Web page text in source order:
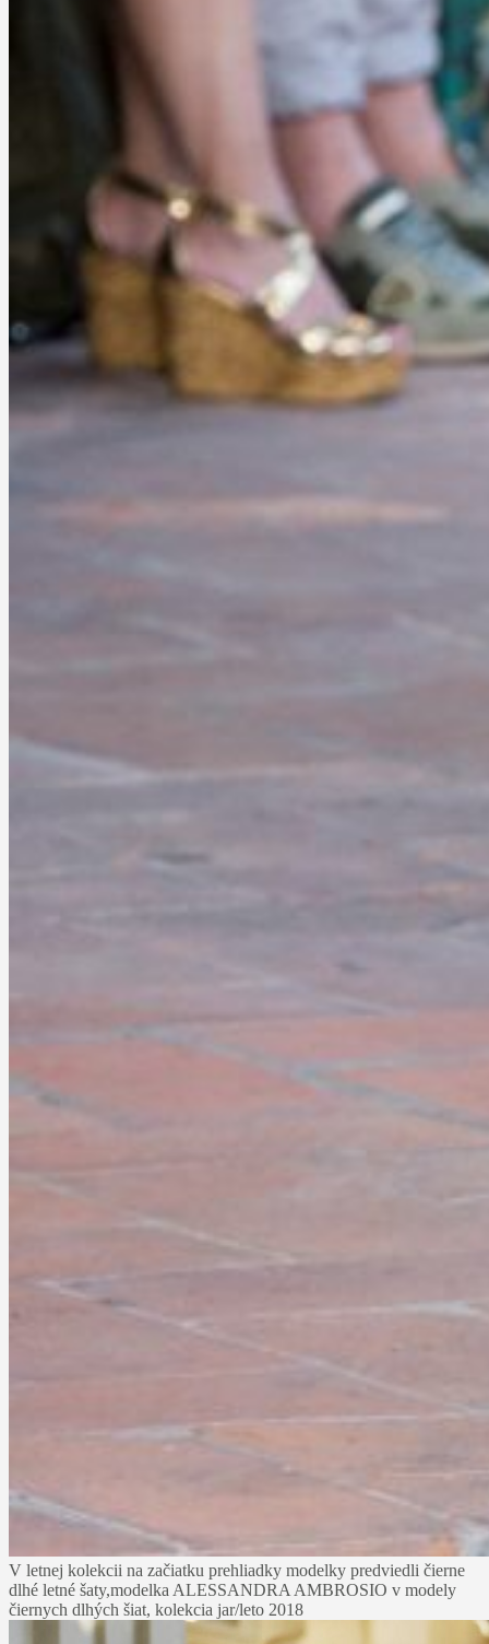
V letnej kolekcii na začiatku prehliadky modelky predviedli čierne
dlhé letné šaty,modelka ALESSANDRA AMBROSIO v modely
čiernych dlhých šiat, kolekcia jar/leto 2018